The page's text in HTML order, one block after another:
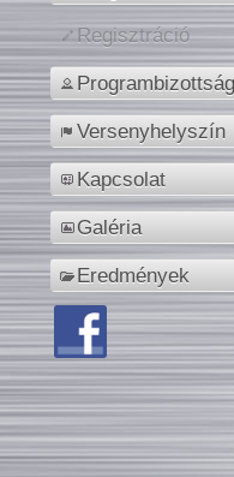
Regisztráció
Programbizottság
Versenyhelyszín
Kapcsolat
Galéria
Eredmények